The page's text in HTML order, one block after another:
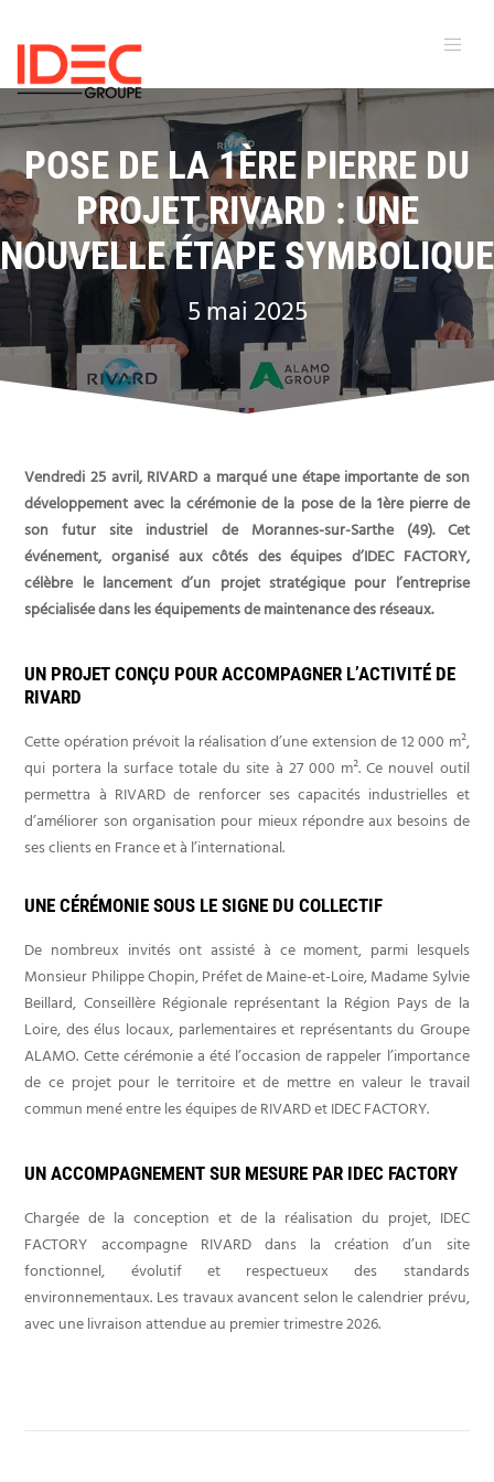
POSE DE LA 1ÈRE PIERRE DU
PROJET RIVARD : UNE
NOUVELLE ÉTAPE SYMBOLIQUE
5 mai 2025
Vendredi 25 avril, RIVARD a marqué une étape importante de son
développement avec la cérémonie de la pose de la 1ère pierre de
son futur site industriel de Morannes-sur-Sarthe (49). Cet
événement, organisé aux côtés des équipes d’IDEC FACTORY,
célèbre le lancement d’un projet stratégique pour l’entreprise
spécialisée dans les équipements de maintenance des réseaux.
UN PROJET CONÇU POUR ACCOMPAGNER L’ACTIVITÉ DE
RIVARD
Cette opération prévoit la réalisation d’une extension de 12 000 m²,
qui portera la surface totale du site à 27 000 m². Ce nouvel outil
permettra à RIVARD de renforcer ses capacités industrielles et
d’améliorer son organisation pour mieux répondre aux besoins de
ses clients en France et à l’international.
UNE CÉRÉMONIE SOUS LE SIGNE DU COLLECTIF
De nombreux invités ont assisté à ce moment, parmi lesquels
Monsieur Philippe Chopin, Préfet de Maine-et-Loire, Madame Sylvie
Beillard, Conseillère Régionale représentant la Région Pays de la
Loire, des élus locaux, parlementaires et représentants du Groupe
ALAMO. Cette cérémonie a été l’occasion de rappeler l’importance
de ce projet pour le territoire et de mettre en valeur le travail
commun mené entre les équipes de RIVARD et IDEC FACTORY.
UN ACCOMPAGNEMENT SUR MESURE PAR IDEC FACTORY
Chargée de la conception et de la réalisation du projet, IDEC
FACTORY accompagne RIVARD dans la création d’un site
fonctionnel, évolutif et respectueux des standards
environnementaux. Les travaux avancent selon le calendrier prévu,
avec une livraison attendue au premier trimestre 2026.